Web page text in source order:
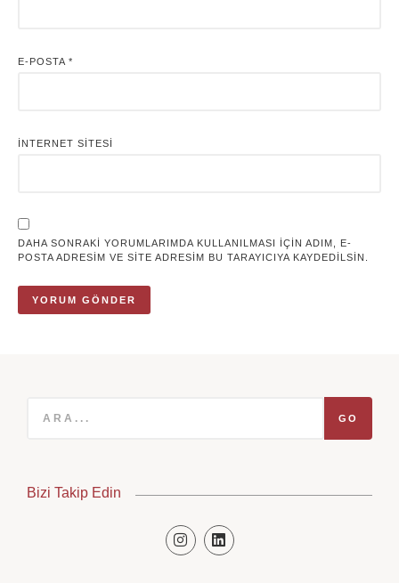
E-POSTA *
İNTERNET SITESI
DAHA SONRAKI YORUMLARIMDA KULLANILMASI IÇIN ADIM, E-
POSTA ADRESIM VE SITE ADRESIM BU TARAYICIYA KAYDEDILSIN.
GO
Bizi Takip Edin